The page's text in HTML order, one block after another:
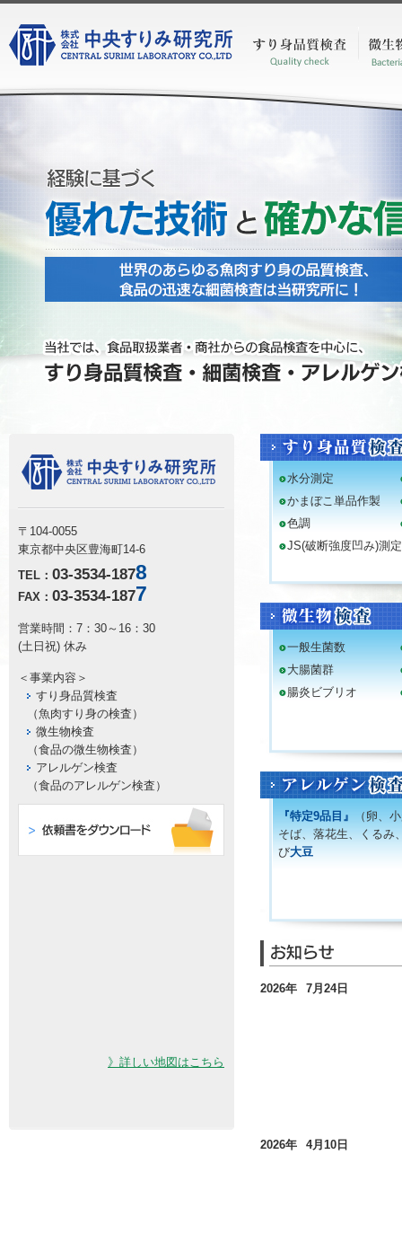
〒104-0055
東京都中央区豊海町14-6
TEL： 03-3534-1878
FAX： 03-3534-1877
営業時間：7：30～16：30
(土日祝) 休み
＜事業内容＞
すり身品質検査
（魚肉すり身の検査）
微生物検査
（食品の微生物検査）
アレルゲン検査
（食品のアレルゲン検査）
》詳しい地図はこちら
水分測定
かまぼこ単品作製
色調
JS(破断強度凹み)測定
一般生菌数
大腸菌群
腸炎ビブリオ
『特定9品目』
（卵、
そば、落花生、くるみ
び大豆
2026年 7月24日
2026年 4月 10日